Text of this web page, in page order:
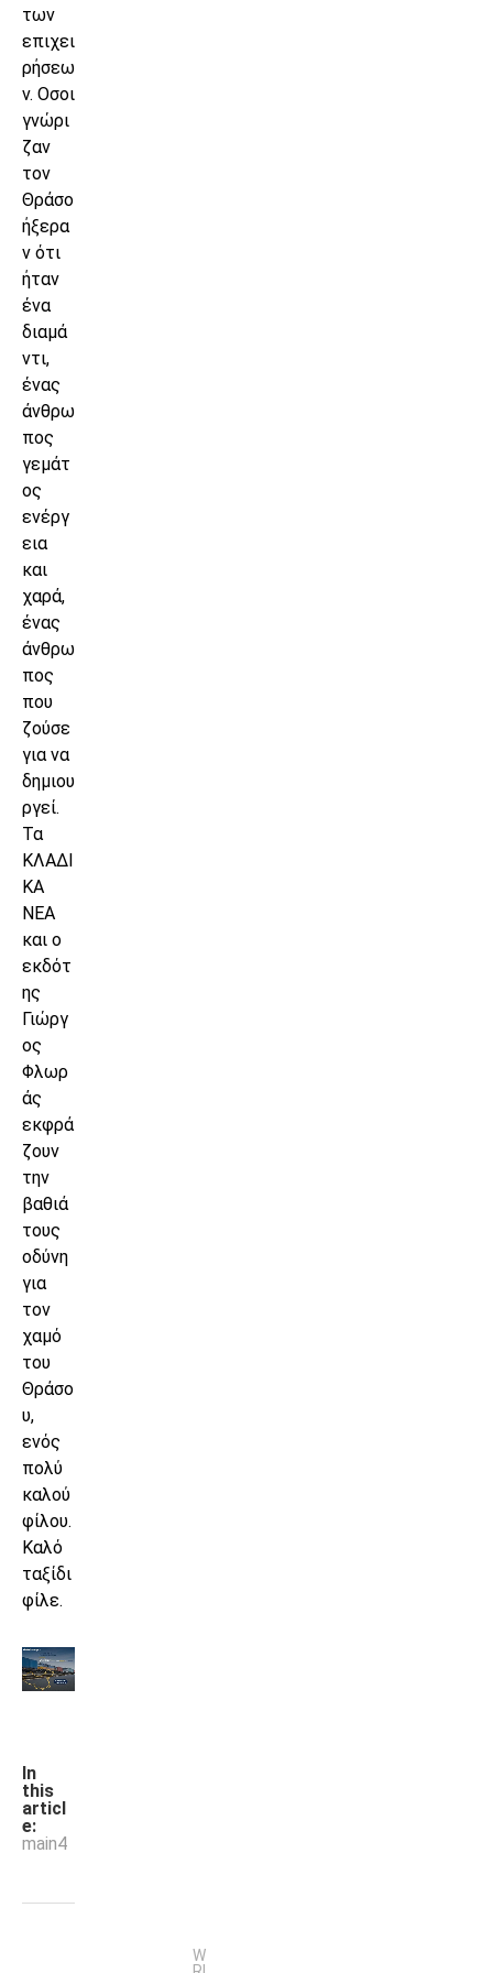
των
επιχει
ρήσεω
ν. Οσοι
γνώρι
ζαν
τον
Θράσο
ήξερα
ν ότι
ήταν
ένα
διαμά
ντι,
ένας
άνθρω
πος
γεμάτ
ος
ενέργ
εια
και
χαρά,
ένας
άνθρω
πος
που
ζούσε
για να
δημιου
ργεί.
Τα
ΚΛΑΔΙ
ΚΑ
ΝΕΑ
και ο
εκδότ
ης
Γιώργ
ος
Φλωρ
άς
εκφρά
ζουν
την
βαθιά
τους
οδύνη
για
τον
χαμό
του
Θράσο
υ,
ενός
πολύ
καλού
φίλου.
Καλό
ταξίδι
φίλε.
In
this
articl
e:
main4
W